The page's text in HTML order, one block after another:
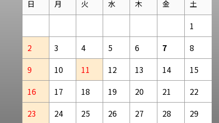
日 月 火 水 木 金 土
1
2
3 4 5 6 7
8
9
10 11 12 13 14
15
16
17 18 19 20 21
22
23
24 25 26 27 28
29